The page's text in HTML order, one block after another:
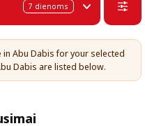
7 dienoms
Abu Dabis for your selected
Dabis are listed below.